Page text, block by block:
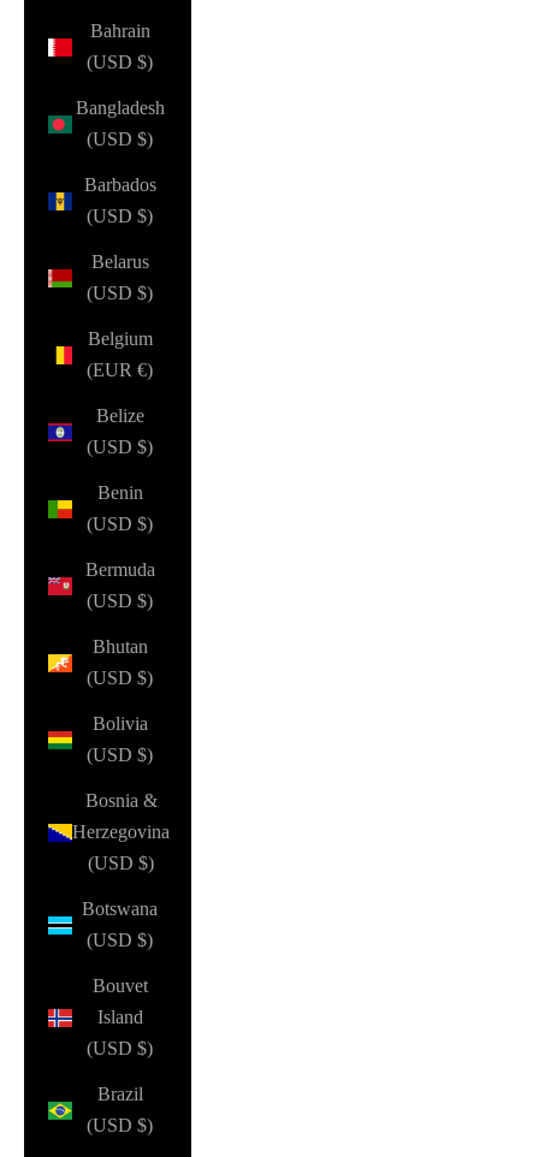
Bahrain
(USD $)
Bangladesh
(USD $)
Barbados
(USD $)
Belarus
(USD $)
Belgium
(EUR €)
Belize
(USD $)
Benin
(USD $)
Bermuda
(USD $)
Bhutan
(USD $)
Bolivia
(USD $)
Bosnia &
Herzegovina
(USD $)
Botswana
(USD $)
Bouvet
Island
(USD $)
Brazil
(USD $)